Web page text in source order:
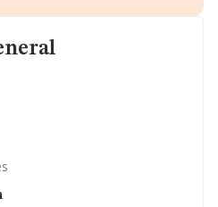
complementaria.